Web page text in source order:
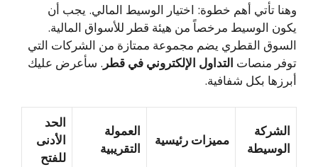
وهنا تأتي أهم خطوة: اختيار الوسيط المالي. يجب أن
يكون الوسيط مرخصاً من هيئة قطر للأسواق المالية.
السوق القطري يضم مجموعة ممتازة من الشركات التي
توفر منصات التداول الإلكتروني في قطر . سأعرض عليك
أبرزها بكل شفافية.
الشركة
الوسيطة
مميزات رئيسية
العمولة
التقريبية
الحد
الأدنى
للفتح